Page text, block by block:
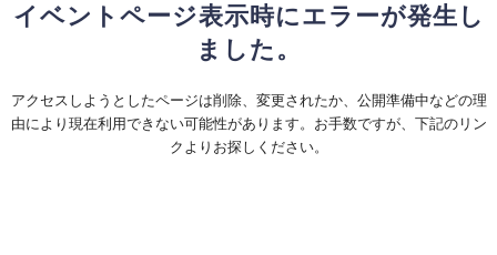
イベントページ表示時にエラーが発生し
ました。
アクセスしようとしたページは削除、変更されたか、公開準備中などの理
由により現在利用できない可能性があります。お手数ですが、下記のリン
クよりお探しください。